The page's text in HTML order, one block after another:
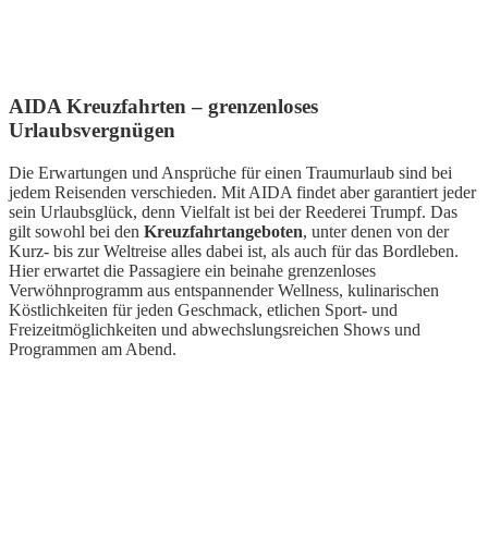
AIDA Kreuzfahrten – grenzenloses
Urlaubsvergnügen
Die Erwartungen und Ansprüche für einen Traumurlaub sind bei
jedem Reisenden verschieden. Mit AIDA findet aber garantiert jeder
sein Urlaubsglück, denn Vielfalt ist bei der Reederei Trumpf. Das
gilt sowohl bei den Kreuzfahrtangeboten, unter denen von der
Kurz- bis zur Weltreise alles dabei ist, als auch für das Bordleben.
Hier erwartet die Passagiere ein beinahe grenzenloses
Verwöhnprogramm aus entspannender Wellness, kulinarischen
Köstlichkeiten für jeden Geschmack, etlichen Sport- und
Freizeitmöglichkeiten und abwechslungsreichen Shows und
Programmen am Abend.